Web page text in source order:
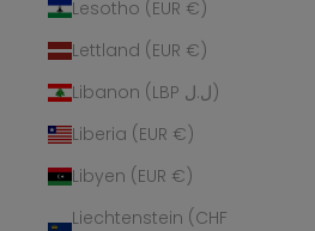
Lesotho (EUR €)
Lettland (EUR €)
Libanon (LBP ل.ل)
Liberia (EUR €)
Libyen (EUR €)
Liechtenstein (CHF